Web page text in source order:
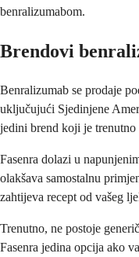
benralizumabom.
Brendovi
Benralizumab se prodaje
uključujući Sjedinjene
jedini brend koji je
Fasenra dolazi u
olakšava samostalnu
zahtijeva recept od vašeg
Trenutno, ne postoje
Fasenra jedina opcija ako